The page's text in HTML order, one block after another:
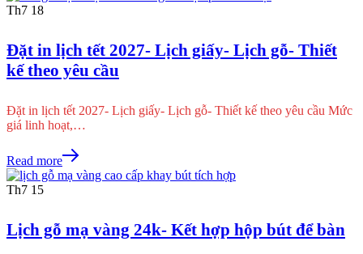
Th7 18
Đặt in lịch tết 2027- Lịch giấy- Lịch gỗ- Thiết
kế theo yêu cầu
Đặt in lịch tết 2027- Lịch giấy- Lịch gỗ- Thiết kế theo yêu cầu Mức
giá linh hoạt,…
Read more
Th7 15
Lịch gỗ mạ vàng 24k- Kết hợp hộp bút để bàn